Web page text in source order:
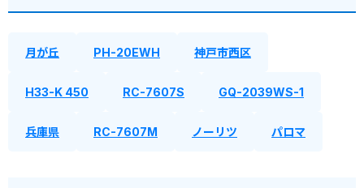
月が丘 PH-20EWH 神戸市西区
H33-K 450 RC-7607S GQ-2039WS-1
兵庫県 RC-7607M ノーリツ パロマ